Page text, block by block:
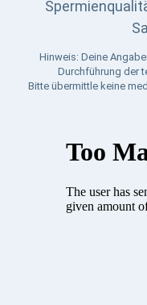
Hinweis: Deine
Durchführung der
Bitte übermittle keine